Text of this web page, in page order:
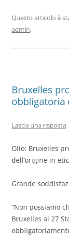
Questo articolo è
admin.
Bruxelles
obbligatoria
Lascia una risposta
Olio: Bruxelles
dell’origine in
Grande
“Non possiamo
Bruxelles ai 27